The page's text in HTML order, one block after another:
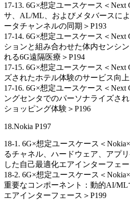
17-13. 6G×想定ユースケース＜Next
サ、AL/ML、およびメタバースに
ータチャンネルの同期＞P193
17-14. 6G×想定ユースケース＜Next
ションと組み合わせた体内センシ
れる6G遠隔医療＞P194
17-15. 6G×想定ユースケース＜Next
ズされたホテル体験のサービス向上
17-16. 6G×想定ユースケース＜Next
ングセンタでのパーソナライズさ
ショッピング体験＞P196
18.Nokia P197
18-1. 6G×想定ユースケース＜
るチャネル、ハードウェア、アプ
した自己最適化エアインターフェ
18-2. 6G×想定ユースケース＜
重要なコンポーネント：動的AI/
エアインターフェース＞P199